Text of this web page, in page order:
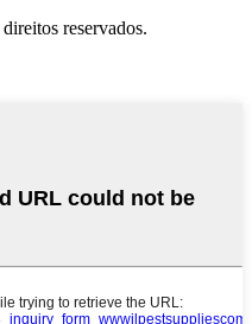
reservados.